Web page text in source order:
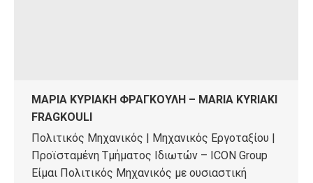
ΜΑΡΙΑ ΚΥΡΙΑΚΗ ΦΡΑΓΚΟΥΛΗ – MARIA KYRIAKI
FRAGKOULI
Πολιτικός Μηχανικός | Μηχανικός Εργοταξίου |
Προϊσταμένη Τμήματος Ιδιωτών – ICON Group
Είμαι Πολιτικός Μηχανικός με ουσιαστική